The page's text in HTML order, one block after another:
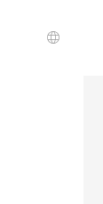
Kielen